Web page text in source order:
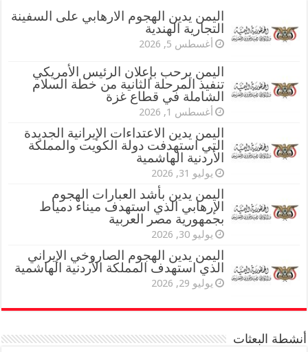
اليمن يدين الهجوم الارهابي على السفينة
التجارية الهندية
أغسطس 5, 2026
اليمن يرحب بإعلان الرئيس الأمريكي
تنفيذ المرحلة الثانية من خطة السلام
الشاملة في قطاع غزة
أغسطس 1, 2026
اليمن يدين الاعتداءات الإيرانية الجديدة
التي استهدفت دولة الكويت والمملكة
الأردنية الهاشمية
يوليو 31, 2026
اليمن يدين بأشد العبارات الهجوم
الإرهابي الذي استهدف ميناء دمياط
بجمهورية مصر العربية
يوليو 30, 2026
اليمن يدين الهجوم الصاروخي الإيراني
الذي استهدف المملكة الأردنية الهاشمية
يوليو 29, 2026
أنشطة البعثات